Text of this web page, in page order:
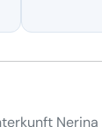
Nerina